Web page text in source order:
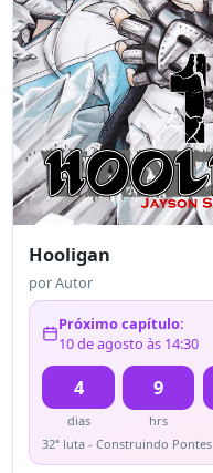
Hooligan
porAutor
Próximo capítulo:
10 de agosto às 14:30
4
dias
9
hrs
32ª luta - Construindo Pontes